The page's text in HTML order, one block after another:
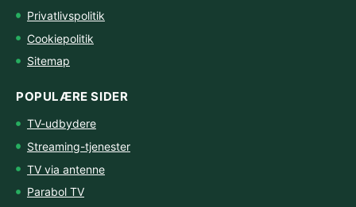
Privatlivspolitik
Cookiepolitik
Sitemap
POPULÆRE SIDER
TV-udbydere
Streaming-tjenester
TV via antenne
Parabol TV